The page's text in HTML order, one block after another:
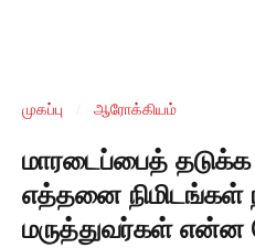
முகப்பு ஆரோக்கியம்
மாரடைப்பைத்
எத்தனை
மருத்துவர்கள் என்ன